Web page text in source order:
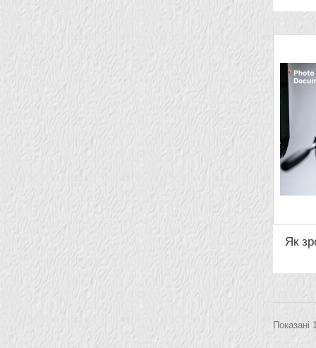
Як
Показані